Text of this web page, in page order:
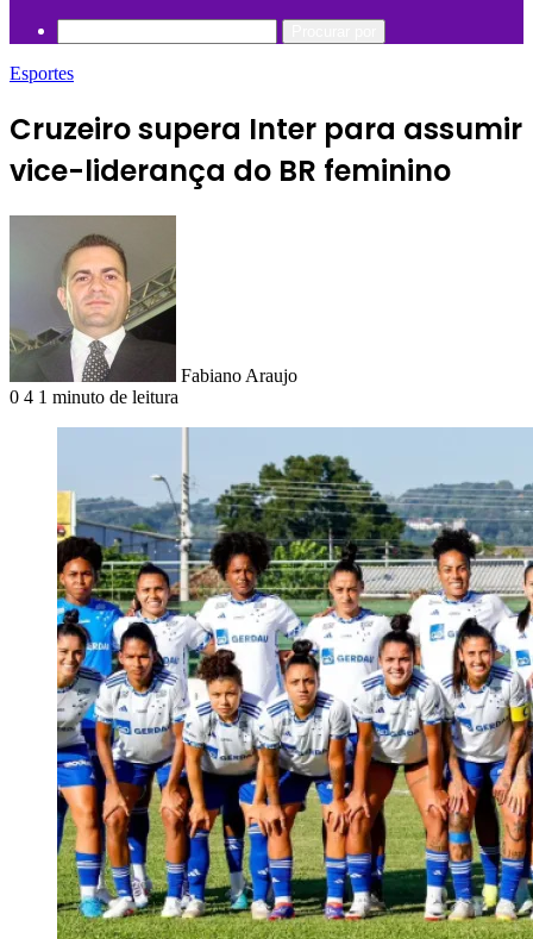
Esportes
Cruzeiro supera Inter para assumir
vice-liderança do BR feminino
Fabiano Araujo
0 4 1 minuto de leitura